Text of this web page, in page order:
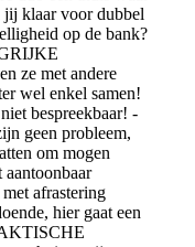
jij klaar voor dubbel
op de bank?
ze met andere
wel enkel samen!
bespreekbaar! -
geen probleem,
om mogen
aantoonbaar
afrastering
hier gaat een